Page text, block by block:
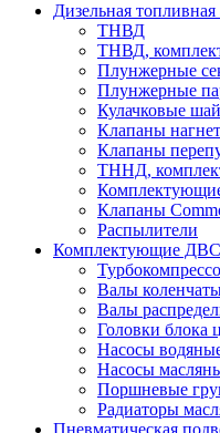
Дизельная топливная
ТНВД
ТНВД,
Плунжерные
Плунжерные
Кулачковые
Клапаны
Клапаны
ТННД,
Клапаны
Распылители
Комплектующие ДВС
Валы
Валы
Головки блока
Насосы
Насосы
Поршневые
Радиаторы